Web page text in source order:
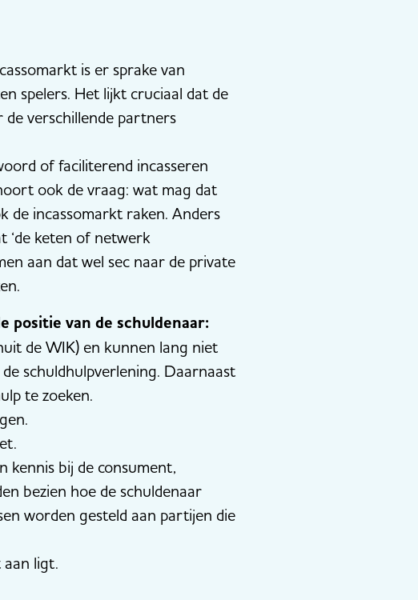
is er sprake van
spelers. Het lijkt cruciaal dat de
de verschillende partners
of faciliterend incasseren
ook de vraag: wat mag dat
de incassomarkt raken. Anders
‘de keten of netwerk
aan dat wel sec naar de private
positie van de schuldenaar:
de WIK) en kunnen lang niet
schuldhulpverlening. Daarnaast
te zoeken.
kennis bij de consument,
bezien hoe de schuldenaar
worden gesteld aan partijen die
aan ligt.